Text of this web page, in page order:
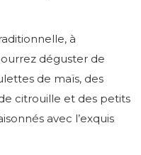
à
déguster de
de maïs, des
citrouille et des petits
avec l’exquis